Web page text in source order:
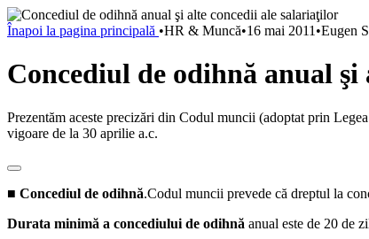
Înapoi la pagina principală •HR & Muncă•16 mai 2011 •Eugen
Concediul de odihnă anual
Prezentăm aceste precizări din Codul muncii (adoptat prin
vigoare de la 30 aprilie a.c.
■ Concediul de odihnă.Codul muncii prevede că dreptul la
Durata minimă a concediului de odihnă anual este de 20 de